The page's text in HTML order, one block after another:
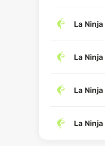
La
La
La
La